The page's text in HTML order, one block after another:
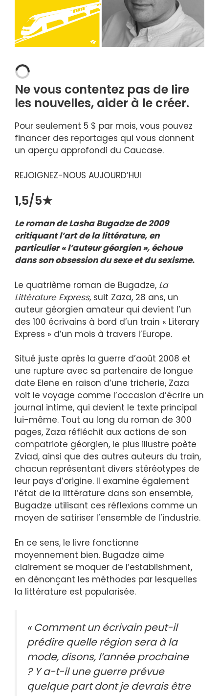
Ne vous contentez pas de lire
les nouvelles, aider à le créer.
Pour seulement 5 $ par mois, vous pouvez
financer des reportages qui vous donnent
un aperçu approfondi du Caucase.
REJOIGNEZ-NOUS AUJOURD’HUI
1,5/5★
Le roman de Lasha Bugadze de 2009
critiquant l’art de la littérature, en
particulier « l’auteur géorgien », échoue
dans son obsession du sexe et du sexisme.
Le quatrième roman de Bugadze, La
Littérature Express, suit Zaza, 28 ans, un
auteur géorgien amateur qui devient l’un
des 100 écrivains à bord d’un train « Literary
Express » d’un mois à travers l’Europe.
Situé juste après la guerre d’août 2008 et
une rupture avec sa partenaire de longue
date Elene en raison d’une tricherie, Zaza
voit le voyage comme l’occasion d’écrire un
journal intime, qui devient le texte principal
lui-même. Tout au long du roman de 300
pages, Zaza réfléchit aux actions de son
compatriote géorgien, le plus illustre poète
Zviad, ainsi que des autres auteurs du train,
chacun représentant divers stéréotypes de
leur pays d’origine. Il examine également
l’état de la littérature dans son ensemble,
Bugadze utilisant ces réflexions comme un
moyen de satiriser l’ensemble de l’industrie.
En ce sens, le livre fonctionne
moyennement bien. Bugadze aime
clairement se moquer de l’establishment,
en dénonçant les méthodes par lesquelles
la littérature est popularisée.
« Comment un écrivain peut-il
prédire quelle région sera à la
mode, disons, l’année prochaine
? Y a-t-il une guerre prévue
quelque part dont je devrais être